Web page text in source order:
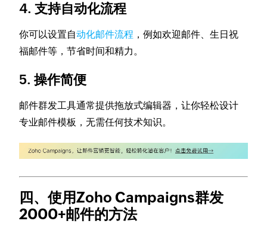
4.支持自动化流程
你可以设置自动化邮件流程 ，例如欢迎邮件、生日祝
福邮件等，节省时间和精力。
5.操作简便
邮件群发工具通常提供拖放式编辑器，让你轻松设计
专业邮件模板，无需任何技术知识。
四、使用Zoho Campaigns群发
2000+邮件的方法